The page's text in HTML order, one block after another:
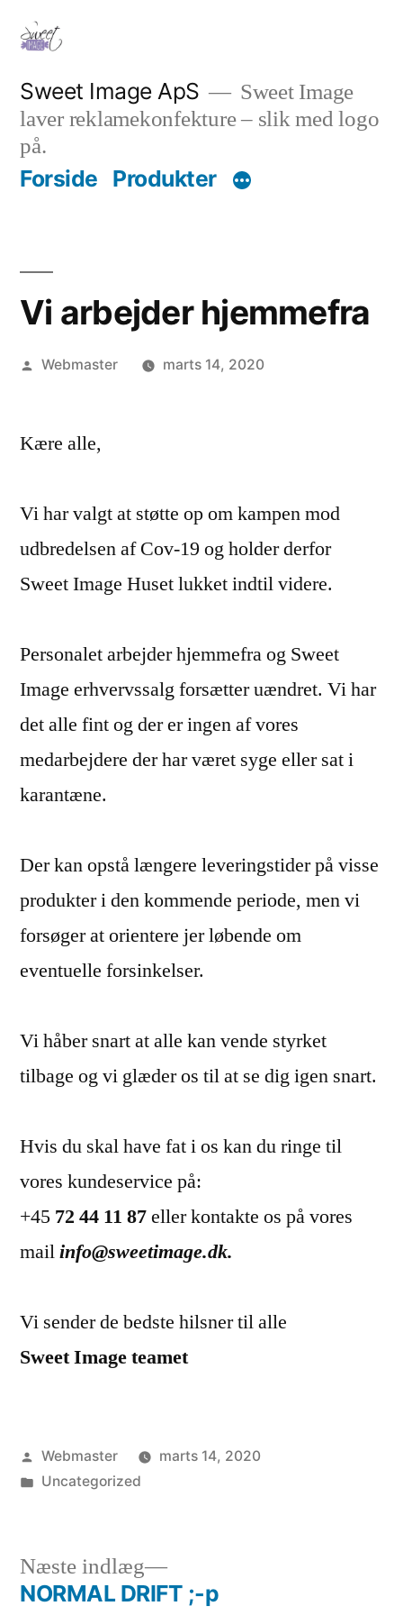
Videre
indhold
Sweet Image ApS
Sweet Image
laver reklamekonfekture – slik med logo
på.
Forside Produkter
Vi arbejder hjemmefra
Posted
Webmaster marts 14, 2020
Kære alle,
Vi har valgt at støtte op om kampen mod
udbredelsen af Cov-19 og holder derfor
Sweet Image Huset lukket indtil videre.
Personalet arbejder hjemmefra og Sweet
Image erhvervssalg forsætter uændret. Vi har
det alle fint og der er ingen af vores
medarbejdere der har været syge eller sat i
karantæne.
Der kan opstå længere leveringstider på visse
produkter i den kommende periode, men vi
forsøger at orientere jer løbende om
eventuelle forsinkelser.
Vi håber snart at alle kan vende styrket
tilbage og vi glæder os til at se dig igen snart.
Hvis du skal have fat i os kan du ringe til
vores kundeservice på:
+45 72 44 11 87eller kontakte os på vores
mailinfo@sweetimage.dk.
Vi sender de bedste hilsner til alle
Sweet Image teamet
Posted
by
Webmaster
marts 14, 2020
Posted
Uncategorized
Næste indlæg
Next
post:
NORMAL DRIFT ;-p